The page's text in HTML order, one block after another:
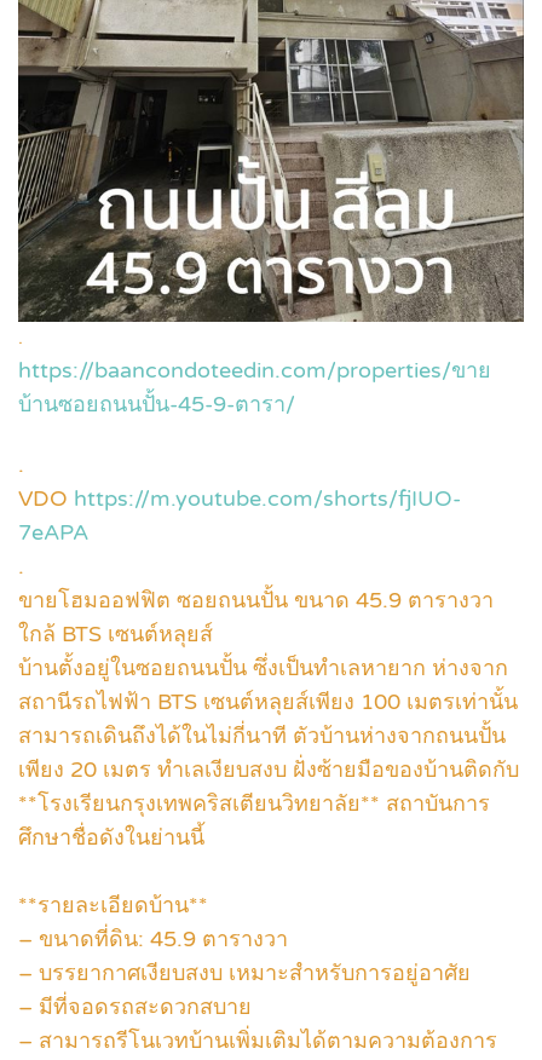
.
https://baancondoteedin.com/properties/ขาย
บ้านซอยถนนปั้น-45-9-ตารา/
.
VDO https://m.youtube.com/shorts/fjIUO-
7eAPA
.
ขายโฮมออฟฟิต ซอยถนนปั้น ขนาด 45.9 ตารางวา
ใกล้ BTS เซนต์หลุยส์
บ้านตั้งอยู่ในซอยถนนปั้น ซึ่งเป็นทำเลหายาก ห่างจาก
สถานีรถไฟฟ้า BTS เซนต์หลุยส์เพียง 100 เมตรเท่านั้น
สามารถเดินถึงได้ในไม่กี่นาที ตัวบ้านห่างจากถนนปั้น
เพียง 20 เมตร ทำเลเงียบสงบ ฝั่งซ้ายมือของบ้านติดกับ
**โรงเรียนกรุงเทพคริสเตียนวิทยาลัย** สถาบันการ
ศึกษาชื่อดังในย่านนี้
**รายละเอียดบ้าน**
– ขนาดที่ดิน: 45.9 ตารางวา
– บรรยากาศเงียบสงบ เหมาะสำหรับการอยู่อาศัย
– มีที่จอดรถสะดวกสบาย
– สามารถรีโนเวทบ้านเพิ่มเติมได้ตามความต้องการ